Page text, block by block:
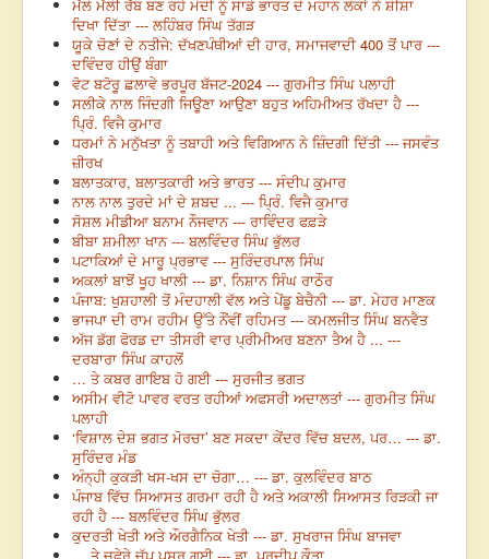
ਮੱਲੋ ਮੱਲੀ ਰੱਬ ਬਣ ਰਹੇ ਮੋਦੀ ਨੂੰ ਸਾਡੇ ਭਾਰਤ ਦੇ ਮਹਾਨ ਲੋਕਾਂ ਨੇ ਸ਼ੀਸ਼ਾ
ਦਿਖਾ ਦਿੱਤਾ --- ਲਹਿੰਬਰ ਸਿੰਘ ਤੱਗੜ
ਯੂਕੇ ਚੋਣਾਂ ਦੇ ਨਤੀਜੇ: ਦੱਖਣਪੰਥੀਆਂ ਦੀ ਹਾਰ, ਸਮਾਜਵਾਦੀ 400 ਤੋਂ ਪਾਰ ---
ਦਵਿੰਦਰ ਹੀਉਂ ਬੰਗਾ
ਵੋਟ ਬਟੋਰੂ ਛਲਾਵੇ ਭਰਪੂਰ ਬੱਜਟ-2024 --- ਗੁਰਮੀਤ ਸਿੰਘ ਪਲਾਹੀ
ਸਲੀਕੇ ਨਾਲ ਜਿੰਦਗੀ ਜਿਊਣਾ ਆਉਣਾ ਬਹੁਤ ਅਹਿਮੀਅਤ ਰੱਖਦਾ ਹੈ ---
ਪ੍ਰਿੰ. ਵਿਜੈ ਕੁਮਾਰ
ਧਰਮਾਂ ਨੇ ਮਨੁੱਖਤਾ ਨੂੰ ਤਬਾਹੀ ਅਤੇ ਵਿਗਿਆਨ ਨੇ ਜ਼ਿੰਦਗੀ ਦਿੱਤੀ --- ਜਸਵੰਤ
ਜ਼ੀਰਖ
ਬਲਾਤਕਾਰ, ਬਲਾਤਕਾਰੀ ਅਤੇ ਭਾਰਤ --- ਸੰਦੀਪ ਕੁਮਾਰ
ਨਾਲ ਨਾਲ ਤੁਰਦੇ ਮਾਂ ਦੇ ਸ਼ਬਦ ... --- ਪ੍ਰਿੰ. ਵਿਜੈ ਕੁਮਾਰ
ਸੋਸ਼ਲ ਮੀਡੀਆ ਬਨਾਮ ਨੌਜਵਾਨ --- ਰਾਵਿੰਦਰ ਫਫ਼ੜੇ
ਬੀਬਾ ਸ਼ਮੀਲਾ ਖਾਨ --- ਬਲਵਿੰਦਰ ਸਿੰਘ ਭੁੱਲਰ
ਪਟਾਕਿਆਂ ਦੇ ਮਾਰੂ ਪ੍ਰਭਾਵ --- ਸੁਰਿੰਦਰਪਾਲ ਸਿੰਘ
ਅਕਲਾਂ ਬਾਝੋਂ ਖੂਹ ਖਾਲੀ --- ਡਾ. ਨਿਸ਼ਾਨ ਸਿੰਘ ਰਾਠੌਰ
ਪੰਜਾਬ: ਖੁਸ਼ਹਾਲੀ ਤੋਂ ਮੰਦਹਾਲੀ ਵੱਲ ਅਤੇ ਪੇਂਡੂ ਬੇਚੈਨੀ --- ਡਾ. ਮੇਹਰ ਮਾਣਕ
ਭਾਜਪਾ ਦੀ ਰਾਮ ਰਹੀਮ ਉੱਤੇ ਨੌਂਵੀਂ ਰਹਿਮਤ --- ਕਮਲਜੀਤ ਸਿੰਘ ਬਨਵੈਤ
ਅੱਜ ਡੱਗ ਫੋਰਡ ਦਾ ਤੀਸਰੀ ਵਾਰ ਪ੍ਰੀਮੀਅਰ ਬਣਨਾ ਤੈਅ ਹੈ ... ---
ਦਰਬਾਰਾ ਸਿੰਘ ਕਾਹਲੋਂ
… ਤੇ ਕਬਰ ਗਾਇਬ ਹੋ ਗਈ --- ਸੁਰਜੀਤ ਭਗਤ
ਅਸੀਮ ਵੀਟੋ ਪਾਵਰ ਵਰਤ ਰਹੀਆਂ ਅਫਸਰੀ ਅਦਾਲਤਾਂ --- ਗੁਰਮੀਤ ਸਿੰਘ
ਪਲਾਹੀ
‘ਵਿਸ਼ਾਲ ਦੇਸ਼ ਭਗਤ ਮੋਰਚਾ’ ਬਣ ਸਕਦਾ ਕੇਂਦਰ ਵਿੱਚ ਬਦਲ, ਪਰ… --- ਡਾ.
ਸੁਰਿੰਦਰ ਮੰਡ
ਅੰਨ੍ਹੀ ਕੁਕੜੀ ਖਸ-ਖਸ ਦਾ ਚੋਗਾ… --- ਡਾ. ਕੁਲਵਿੰਦਰ ਬਾਠ
ਪੰਜਾਬ ਵਿੱਚ ਸਿਆਸਤ ਗਰਮਾ ਰਹੀ ਹੈ ਅਤੇ ਅਕਾਲੀ ਸਿਆਸਤ ਰਿੜਕੀ ਜਾ
ਰਹੀ ਹੈ --- ਬਲਵਿੰਦਰ ਸਿੰਘ ਭੁੱਲਰ
ਕੁਦਰਤੀ ਖੇਤੀ ਅਤੇ ਔਰਗੈਨਿਕ ਖੇਤੀ --- ਡਾ. ਸੁਖਰਾਜ ਸਿੰਘ ਬਾਜਵਾ